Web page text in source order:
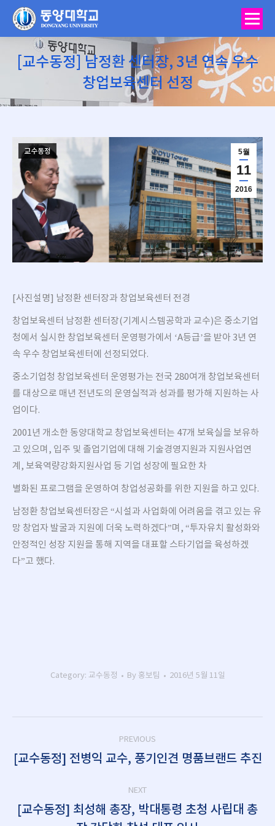
[교수동정] 남정환 센터장, 3년 연속 우수
창업보육센터 선정
You are here:
5월
11
2016
교수동정
[사진설명] 남정환 센터장과 창업보육센터 전경
창업보육센터 남정환 센터장(기계시스템공학과 교수)은 중소기업
청에서 실시한 창업보육센터 운영평가에서 ‘A등급’을 받아 3년 연
속 우수 창업보육센터에 선정되었다.
중소기업청 창업보육센터 운영평가는 전국 280여개 창업보육센터
를 대상으로 매년 전년도의 운영실적과 성과를 평가해 지원하는 사
업이다.
2001년 개소한 동양대학교 창업보육센터는 47개 보육실을 보유하
고 있으며, 입주 및 졸업기업에 대해 기술경영지원과 지원사업연
계, 보육역량강화지원사업 등 기업 성장에 필요한 차
별화된 프로그램을 운영하여 창업성공화를 위한 지원을 하고 있다.
남정환 창업보육센터장은 “시설과 사업화에 어려움을 겪고 있는 유
망 창업자 발굴과 지원에 더욱 노력하겠다”며, “투자유치 활성화와
안정적인 성장 지원을 통해 지역을 대표할 스타기업을 육성하겠
다”고 했다.
Category: 교수동정 By 홍보팀 2016년 5월 11일
navigation
PREVIOUS
Previous
[교수동정] 전병익 교수, 풍기인견 명품브랜드 추진
NEXT
[교수동정] 최성해 총장, 박대통령 초청 사립대 총